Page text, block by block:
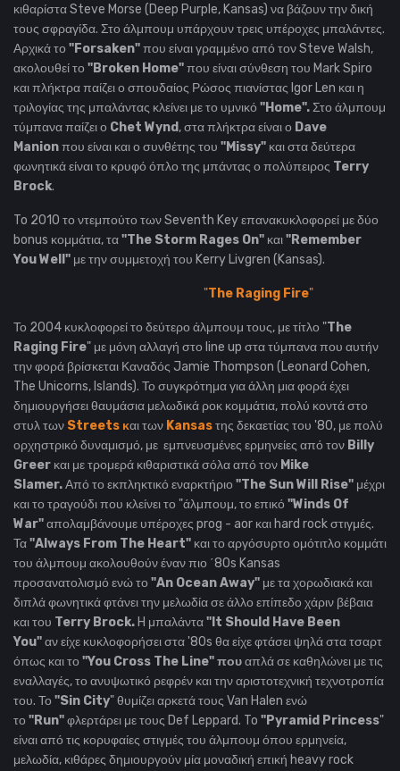
κιθαρίστα Steve Morse (Deep Purple, Kansas) να βάζουν την δική
τους σφραγίδα. Στο άλμπουμ υπάρχουν τρεις υπέροχες μπαλάντες.
Αρχικά το "Forsaken"που είναι γραμμένο από τον Steve Walsh,
ακολουθεί το "Broken Home"που είναι σύνθεση του Mark Spiro
και πλήκτρα παίζει ο σπουδαίος Ρώσος πιανίστας Igor Len και η
τριλογίας της μπαλάντας κλείνει με το υμνικό "Home".Στο άλμπουμ
τύμπανα παίζει ο Chet Wynd, στα πλήκτρα είναι ο Dave
Manionπου είναι και ο συνθέτης του "Missy" και στα δεύτερα
φωνητικά είναι το κρυφό όπλο της μπάντας ο πολύπειρος Terry
Brock.
To 2010 το ντεμπούτο των Seventh Key επανακυκλοφορεί με δύο
bonus κομμάτια, τα"The Storm Rages On" και"Remember
You Well" με την συμμετοχή του Kerry Livgren (Kansas).
"The Raging Fire"
Το 2004 κυκλοφορεί το δεύτερο άλμπουμ τους, με τίτλο "The
Raging Fire" με μόνη αλλαγή στο line up στα τύμπανα που αυτήν
την φορά βρίσκεται Καναδός Jamie Thompson (Leonard Cohen,
The Unicorns, Islands). Το συγκρότημα για άλλη μια φορά έχει
δημιουργήσει θαυμάσια μελωδικά ροκ κομμάτια, πολύ κοντά στο
στυλ των Streets και των Kansasτης δεκαετίας του '80, με πολύ
ορχηστρικό δυναμισμό, με εμπνευσμένες ερμηνείες από τον Billy
Greer και με τρομερά κιθαριστικά σόλα από τον Mike
Slamer.Από το εκπληκτικό εναρκτήριο "The Sun Will Rise" μέχρι
και το τραγούδι που κλείνει το "άλμπουμ, το επικό "Winds Of
War"απολαμβάνουμε υπέροχες prog - aor και hard rock στιγμές.
Τα"Always From The Heart" και το αργόσυρτο ομότιτλο κομμάτι
του άλμπουμ ακολουθούν έναν πιο ΄80s Kansas
προσανατολισμό ενώ το "An Ocean Away" με τα χορωδιακά και
διπλά φωνητικάφτάνει την μελωδία σε άλλο επίπεδο χάριν βέβαια
και του Terry Brock.H μπαλάντα"It Should Have Been
You"αν είχε κυκλοφορήσει στα '80s θα είχε φτάσει ψηλά στα τσαρτ
όπως και το "You Cross The Line" πουαπλά σε καθηλώνει με τις
εναλλαγές, το ανυψωτικό ρεφρέν και την αριστοτεχνική τεχνοτροπία
του. Το "Sin City" θυμίζει αρκετά τους Van Halen ενώ
το "Run"φλερτάρει με τους Def Leppard. To "Pyramid Princess"
είναι από τις κορυφαίες στιγμές του άλμπουμ όπου ερμηνεία,
μελωδία, κιθάρες δημιουργούν μία μοναδική επική heavy rock